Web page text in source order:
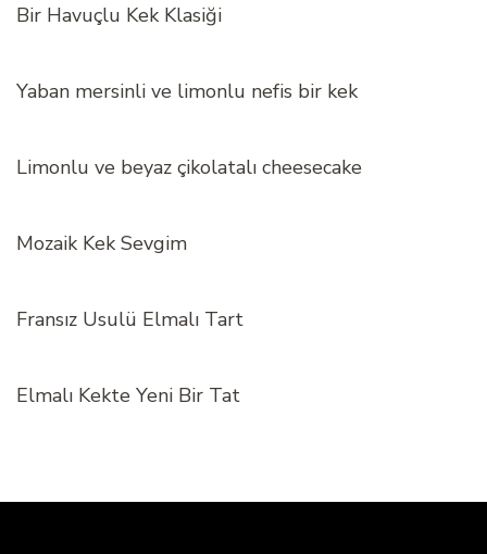
Bir Havuçlu Kek Klasiği
Yaban mersinli ve limonlu nefis bir kek
Limonlu ve beyaz çikolatalı cheesecake
Mozaik Kek Sevgim
Fransız Usulü Elmalı Tart
Elmalı Kekte Yeni Bir Tat